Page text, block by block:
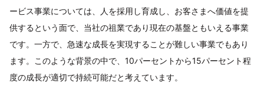
ービス事業については、人を採用し育成し、お客さまへ価値を提
供するという面で、当社の祖業であり現在の基盤ともいえる事業
です。一方で、急速な成長を実現することが難しい事業でもあり
ます。このような背景の中で、10パーセントから15パーセント程
度の成長が適切で持続可能だと考えています。